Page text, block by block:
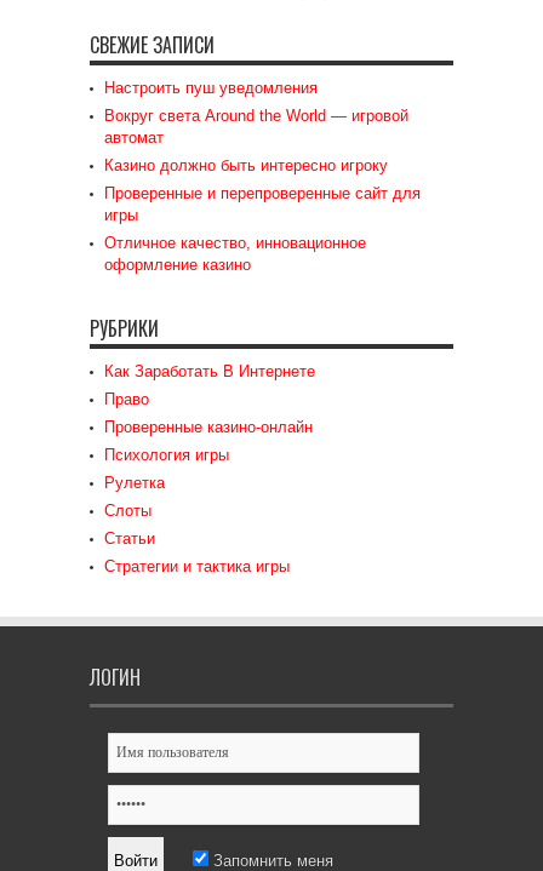
СВЕЖИЕ ЗАПИСИ
Настроить пуш уведомления
Вокруг света Around the World — игровой
автомат
Казино должно быть интересно игроку
Проверенные и перепроверенные сайт для
игры
Отличное качество, инновационное
оформление казино
РУБРИКИ
Как Заработать В Интернете
Право
Проверенные казино-онлайн
Психология игры
Рулетка
Слоты
Статьи
Стратегии и тактика игры
ЛОГИН
Запомнить меня